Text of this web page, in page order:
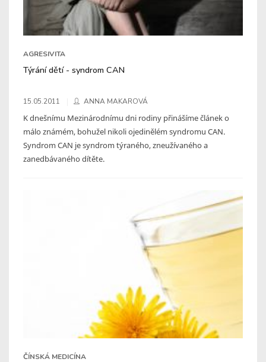
AGRESIVITA
Týrání dětí - syndrom CAN
15.05.2011 ANNA MAKAROVÁ
K dnešnímu Mezinárodnímu dni rodiny přinášíme článek o
málo známém, bohužel nikoli ojedinělém syndromu CAN.
Syndrom CAN je syndrom týraného, zneužívaného a
zanedbávaného dítěte.
ČÍNSKÁ MEDICÍNA